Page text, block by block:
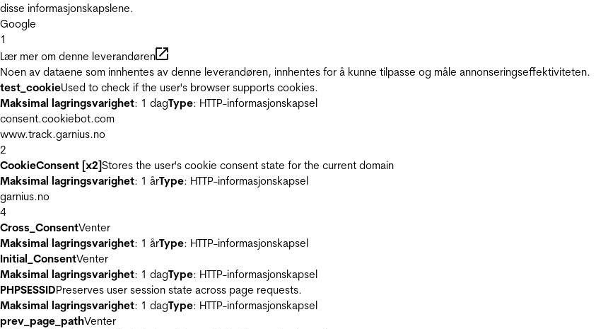
disse informasjonskapslene.
Google
1
Lær mer om denne leverandøren
Noen av dataene som innhentes av denne leverandøren, innhentes for å kunne tilpasse og måle annonseringseffektiviteten.
test_cookieUsed to check if the user's browser supports cookies.
Maksimal lagringsvarighet: 1 dagType: HTTP-informasjonskapsel
consent.cookiebot.com
www.track.garnius.no
2
CookieConsent [x2]Stores the user's cookie consent state for the current domain
Maksimal lagringsvarighet: 1 årType: HTTP-informasjonskapsel
garnius.no
4
Cross_ConsentVenter
Maksimal lagringsvarighet: 1 årType: HTTP-informasjonskapsel
Initial_ConsentVenter
Maksimal lagringsvarighet: 1 dagType: HTTP-informasjonskapsel
PHPSESSIDPreserves user session state across page requests.
Maksimal lagringsvarighet: 1 dagType: HTTP-informasjonskapsel
prev_page_pathVenter